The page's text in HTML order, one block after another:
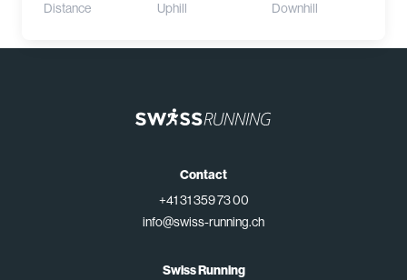
Distance Uphill Downhill
Contact
+41 31 359 73 00
info@swiss-running.ch
Swiss Running